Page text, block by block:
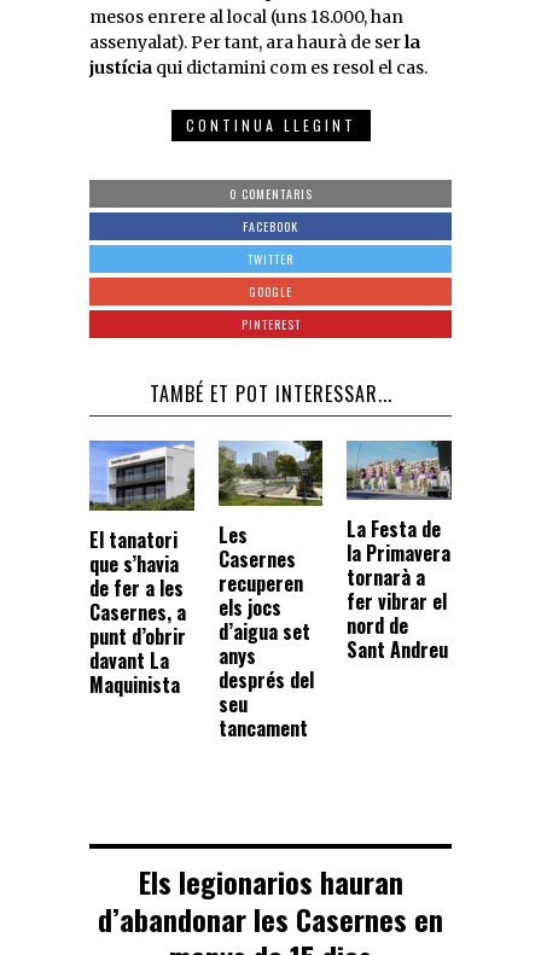
mesos enrere al local (uns 18.000, han
assenyalat). Per tant, ara haurà de serla
justícia qui dictamini com es resol el cas.
CONTINUA LLEGINT
0 COMENTARIS
FACEBOOK
TWITTER
GOOGLE
PINTEREST
TAMBÉ ET POT INTERESSAR...
El tanatori
que s’havia
de fer a les
Casernes, a
punt d’obrir
davant La
Maquinista
Les
Casernes
recuperen
els jocs
d’aigua set
anys
després del
seu
tancament
La Festa de
la Primavera
tornarà a
fer vibrar el
nord de
Sant Andreu
Els legionarios hauran
d’abandonar les Casernes en